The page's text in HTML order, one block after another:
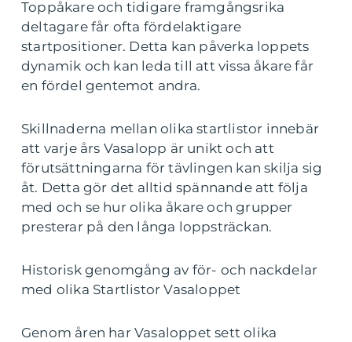
Toppåkare och tidigare framgångsrika
deltagare får ofta fördelaktigare
startpositioner. Detta kan påverka loppets
dynamik och kan leda till att vissa åkare får
en fördel gentemot andra.
Skillnaderna mellan olika startlistor innebär
att varje års Vasalopp är unikt och att
förutsättningarna för tävlingen kan skilja sig
åt. Detta gör det alltid spännande att följa
med och se hur olika åkare och grupper
presterar på den långa loppsträckan.
Historisk genomgång av för- och nackdelar
med olika Startlistor Vasaloppet
Genom åren har Vasaloppet sett olika